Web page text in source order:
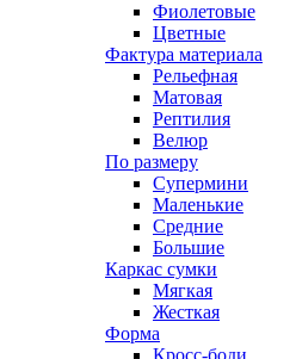
Фиолетовые
Цветные
Фактура материала
Рельефная
Матовая
Рептилия
Велюр
По размеру
Супермини
Маленькие
Средние
Большие
Каркас сумки
Мягкая
Жесткая
Форма
Кросс-боди